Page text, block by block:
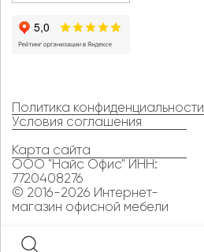
Политика конфиденциальности
Условия соглашения
Карта сайта
ООО "Найс Офис" ИНН:
7720408276
© 2016-2026 Интернет-
магазин офисной мебели